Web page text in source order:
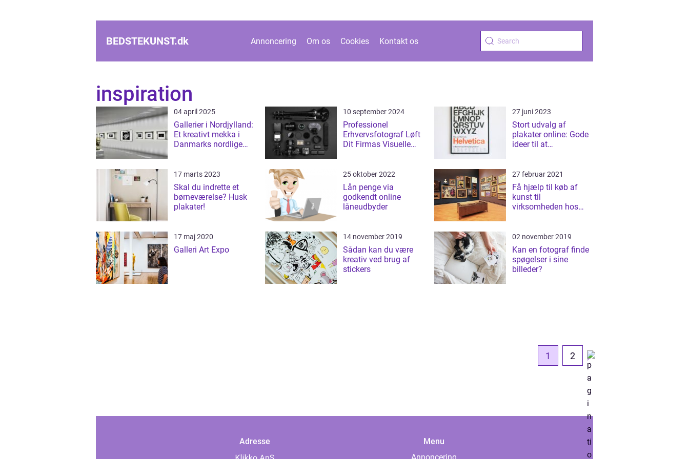
BEDSTEKUNST.dk Annoncering Om os Cookies Kontakt os
inspiration
04 april 2025
Gallerier i Nordjylland:
Et kreativt mekka i
Danmarks nordlige
10 september 2024
Professionel
Erhvervsfotograf Løft
Dit Firmas Visuelle
27 juni 2023
Stort udvalg af
plakater online: Gode
ideer til at
17 marts 2023
Skal du indrette et
børneværelse? Husk
plakater!
25 oktober 2022
Lån penge via
godkendt online
låneudbyder
27 februar 2021
Få hjælp til køb af
kunst til
virksomheden hos
17 maj 2020
Galleri Art Expo
14 november 2019
Sådan kan du være
kreativ ved brug af
stickers
02 november 2019
Kan en fotograf finde
spøgelser i sine
billeder?
1 2
Adresse
Menu